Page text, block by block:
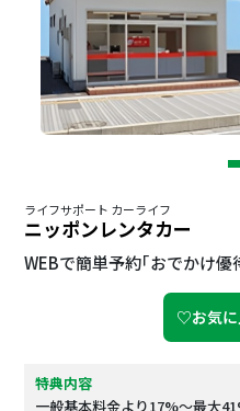
ライフサポート カーライフ
ニッポンレンタカー
WEBで簡単予約｢おでかけ優
♡お気に
特典内容
一般基本料金より17%～最大